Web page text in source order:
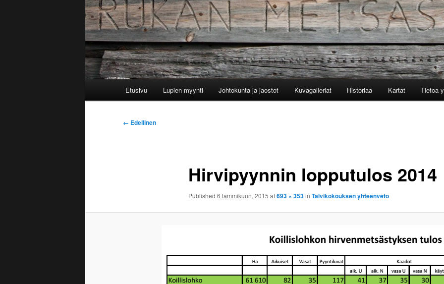
Etusivu Lupien myynti Johtokunta ja jaostot Kuvagalleriat Historiaa Kartat Tietoa
Kuvien
← Edellinen
Hirvipyynnin lopputulos 2014
Published 6 tammikuun, 2015 at693 × 353in Talvikokouksen yhteenveto